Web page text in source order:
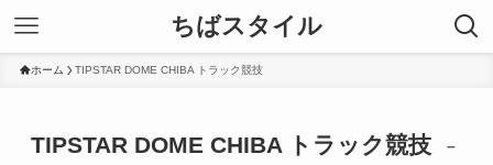
ちばスタイル
ホーム TIPSTAR DOME CHIBA トラック競技
TIPSTAR DOME CHIBA トラック競技
–